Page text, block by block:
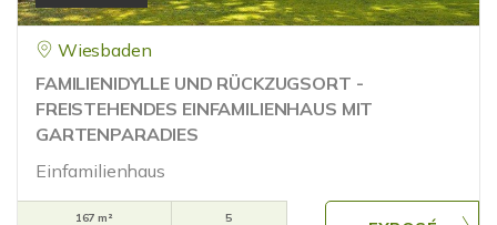
Wiesbaden
FAMILIENIDYLLE UND RÜCKZUGSORT -
FREISTEHENDES EINFAMILIENHAUS MIT
GARTENPARADIES
Einfamilienhaus
167 m²
5